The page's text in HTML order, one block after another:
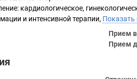
кардиологическое,
и интенсивной терапии,
Прием
Прием